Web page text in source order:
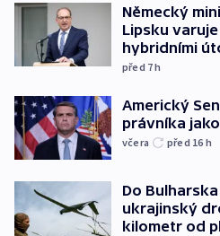
Německý
Lipsku
hybridními
před 7h
Americký
právníka
včera před 16 h
Do
ukrajinský
kilometr od